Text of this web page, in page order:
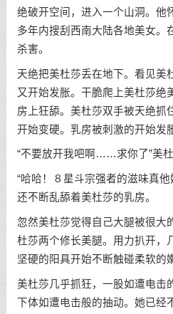
绝破开空间，进入一个山洞。他
多年内搜刮西南大陆各地美女。
杀害。
天绝把美杜莎丢在地下。看见美
又开始发胀。干脆爬上美杜莎绝
房上狂舔。美杜莎双手被天绝抓
开始变硬。乳房被刺激的开始发
“不要放开我吧啊……求你了”美杜
“哈哈！８星斗宗强者的滋味真
还不断乱舔着美杜莎的乳房。
忽然美杜莎觉得自己大腿被很大
杜莎两个修长美腿。用力扒开，
坚硬的阳具开始不断触碰柔软的
美杜莎几乎抓狂，一股如遭电击
下体如遭电击般的抽动。她已